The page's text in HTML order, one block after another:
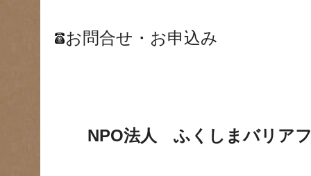
お問合せ・お申込み
NPO法人 ふくしまバリアフ